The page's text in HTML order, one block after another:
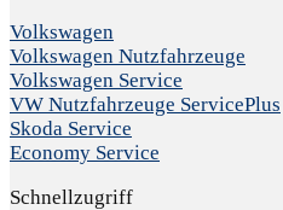
Volkswagen
Volkswagen Nutzfahrzeuge
Volkswagen Service
VW Nutzfahrzeuge ServicePlus
Skoda Service
Economy Service
Schnellzugriff